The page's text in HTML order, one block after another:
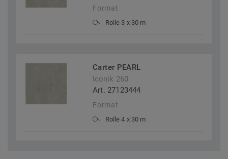
Format
Rolle 3 x 30 m
Carter PEARL
Iconik 260
Art. 27123444
Format
Rolle 4 x 30 m